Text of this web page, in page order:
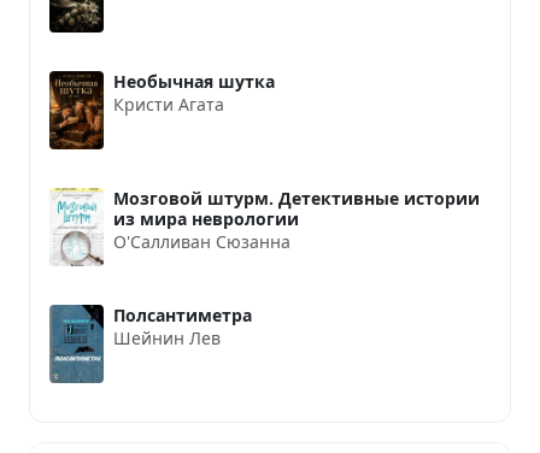
Необычная шутка
Кристи Агата
Мозговой штурм. Детективные истории
из мира неврологии
О'Салливан Сюзанна
Полсантиметра
Шейнин Лев